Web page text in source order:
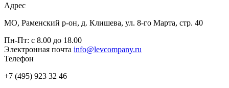
Адрес
МО, Раменский р-он, д. Клишева, ул. 8-го Марта, стр. 40
Пн-Пт: с 8.00 до 18.00
Электронная почта info@levcompany.ru
Телефон
+7 (495) 923 32 46